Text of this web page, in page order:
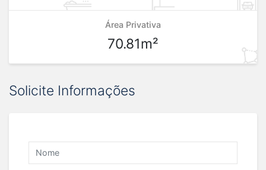
Área Privativa
70.81m²
Solicite Informações